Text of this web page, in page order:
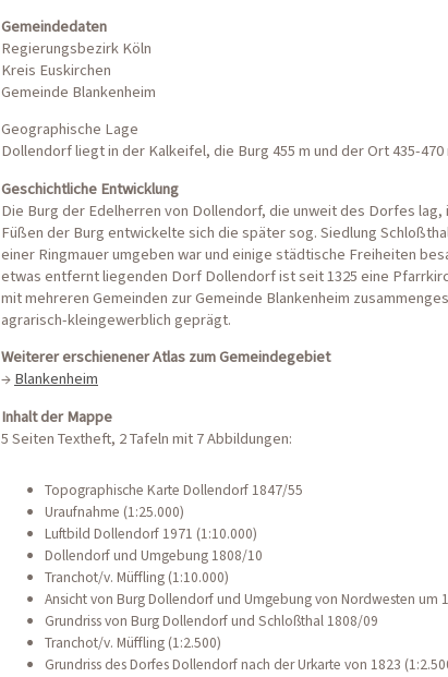
Gemeindedaten
Regierungsbezirk Köln
Kreis Euskirchen
Gemeinde Blankenheim
Geographische Lage
Dollendorf liegt in der Kalkeifel, die Burg 455 m und der Ort 435-470
Geschichtliche Entwicklung
Die Burg der Edelherren von Dollendorf, die unweit des Dorfes
Füßen der Burg entwickelte sich die später sog. Siedlung
einer Ringmauer umgeben war und einige städtische Freiheiten
etwas entfernt liegenden Dorf Dollendorf ist seit 1325 eine
mit mehreren Gemeinden zur Gemeinde Blankenheim
agrarisch-kleingewerblich geprägt.
Weiterer erschienener Atlas zum Gemeindegebiet
→ Blankenheim
Inhalt der Mappe
5 Seiten Textheft, 2 Tafeln mit 7 Abbildungen:
Topographische Karte Dollendorf 1847/55
Uraufnahme (1:25.000)
Luftbild Dollendorf 1971 (1:10.000)
Dollendorf und Umgebung 1808/10
Tranchot/v. Müffling (1:10.000)
Ansicht von Burg Dollendorf und Umgebung von Nordwesten um
Grundriss von Burg Dollendorf und Schloßthal 1808/09
Tranchot/v. Müffling (1:2.500)
Grundriss des Dorfes Dollendorf nach der Urkarte von 1823